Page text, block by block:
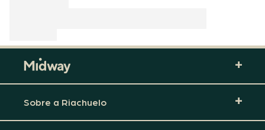
Sobre a Riachuelo